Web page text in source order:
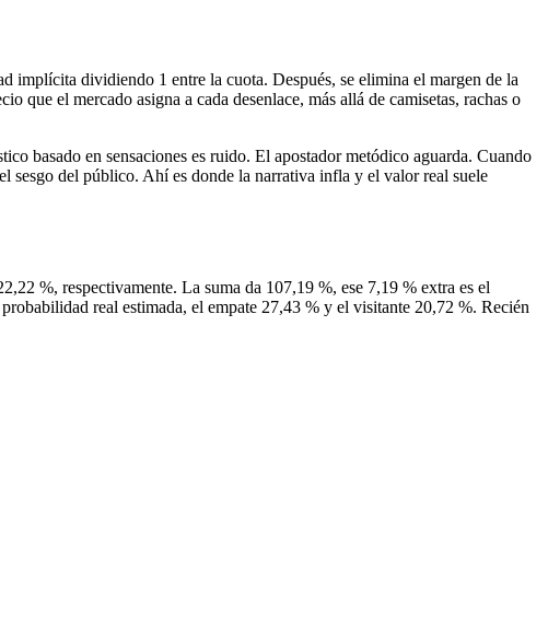
implícita dividiendo 1 entre la cuota. Después, se elimina el margen de la
que el mercado asigna a cada desenlace, más allá de camisetas, rachas o
basado en sensaciones es ruido. El apostador metódico aguarda. Cuando
sesgo del público. Ahí es donde la narrativa infla y el valor real suele
%, respectivamente. La suma da 107,19 %, ese 7,19 % extra es el
real estimada, el empate 27,43 % y el visitante 20,72 %. Recién